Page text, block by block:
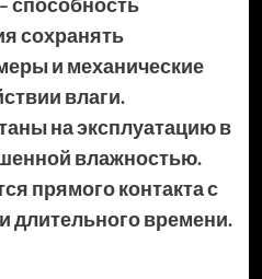
сохранять
и механические
влаги.
на эксплуатацию в
влажностью.
прямого контакта с
длительного времени.